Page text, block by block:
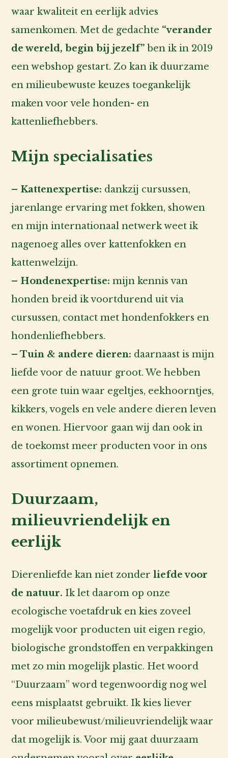
waar kwaliteit en eerlijk advies
samenkomen. Met de gedachte “verander
de wereld, begin bij jezelf” ben ik in 2019
een webshop gestart. Zo kan ik duurzame
en milieubewuste keuzes toegankelijk
maken voor vele honden- en
kattenliefhebbers.
Mijn specialisaties
– Kattenexpertise: dankzij cursussen,
jarenlange ervaring met fokken, showen
en mijn internationaal netwerk weet ik
nagenoeg alles over kattenfokken en
kattenwelzijn.
– Hondenexpertise: mijn kennis van
honden breid ik voortdurend uit via
cursussen, contact met hondenfokkers en
hondenliefhebbers.
– Tuin & andere dieren: daarnaast is mijn
liefde voor de natuur groot. We hebben
een grote tuin waar egeltjes, eekhoorntjes,
kikkers, vogels en vele andere dieren leven
en wonen. Hiervoor gaan wij dan ook in
de toekomst meer producten voor in ons
assortiment opnemen.
Duurzaam,
milieuvriendelijk en
eerlijk
Dierenliefde kan niet zonderliefde voor
de natuur. Ik let daarom op onze
ecologische voetafdruk en kies zoveel
mogelijk voor producten uit eigen regio,
biologische grondstoffen en verpakkingen
met zo min mogelijk plastic. Het woord
“Duurzaam” word tegenwoordig nog wel
eens misplaatst gebruikt. Ik kies liever
voor milieubewust/milieuvriendelijk waar
dat mogelijk is. Voor mij gaat duurzaam